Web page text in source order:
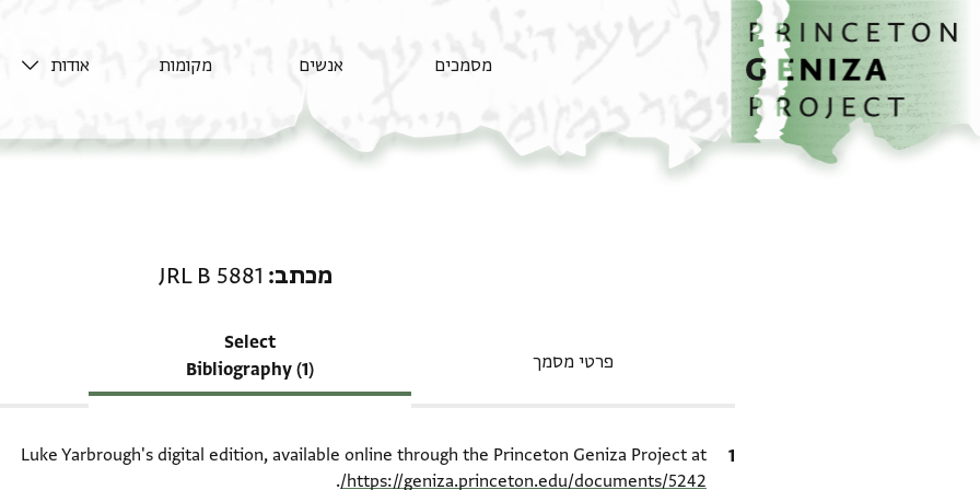
דילוג לתוכן
דף הבית
מסמכים אנשים מקומות אודות
מכתב JRL B 5881
פרטי מסמך
Select
Bibliography (1)
ציטוט
Luke Yarbrough's digital edition, available online through the Princeton Geniza Project at
https://geniza.princeton.edu/documents/5242/
.